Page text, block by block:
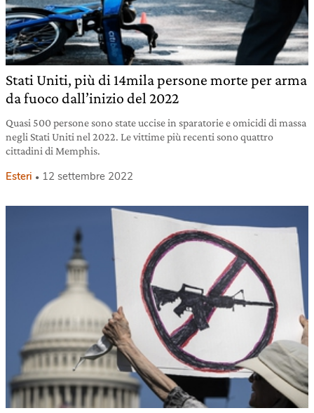
Stati Uniti, più di 14mila persone morte per arma
da fuoco dall’inizio del 2022
Quasi 500 persone sono state uccise in sparatorie e omicidi di massa
negli Stati Uniti nel 2022. Le vittime più recenti sono quattro
cittadini di Memphis.
Esteri 12 settembre 2022